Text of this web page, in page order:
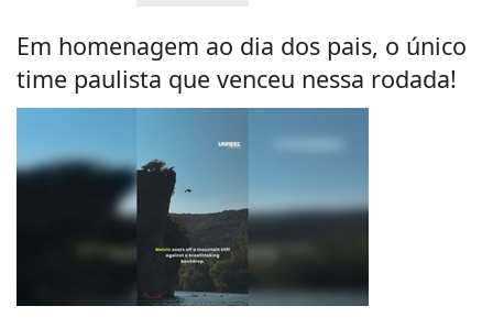
Em homenagem ao dia dos pais, o único
time paulista que venceu nessa rodada!